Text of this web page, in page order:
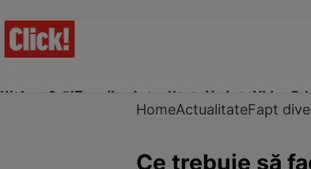
Ultima Oră!Trending Actualitate Vedete Video
HomeActualitateFapt
Ce trebuie să